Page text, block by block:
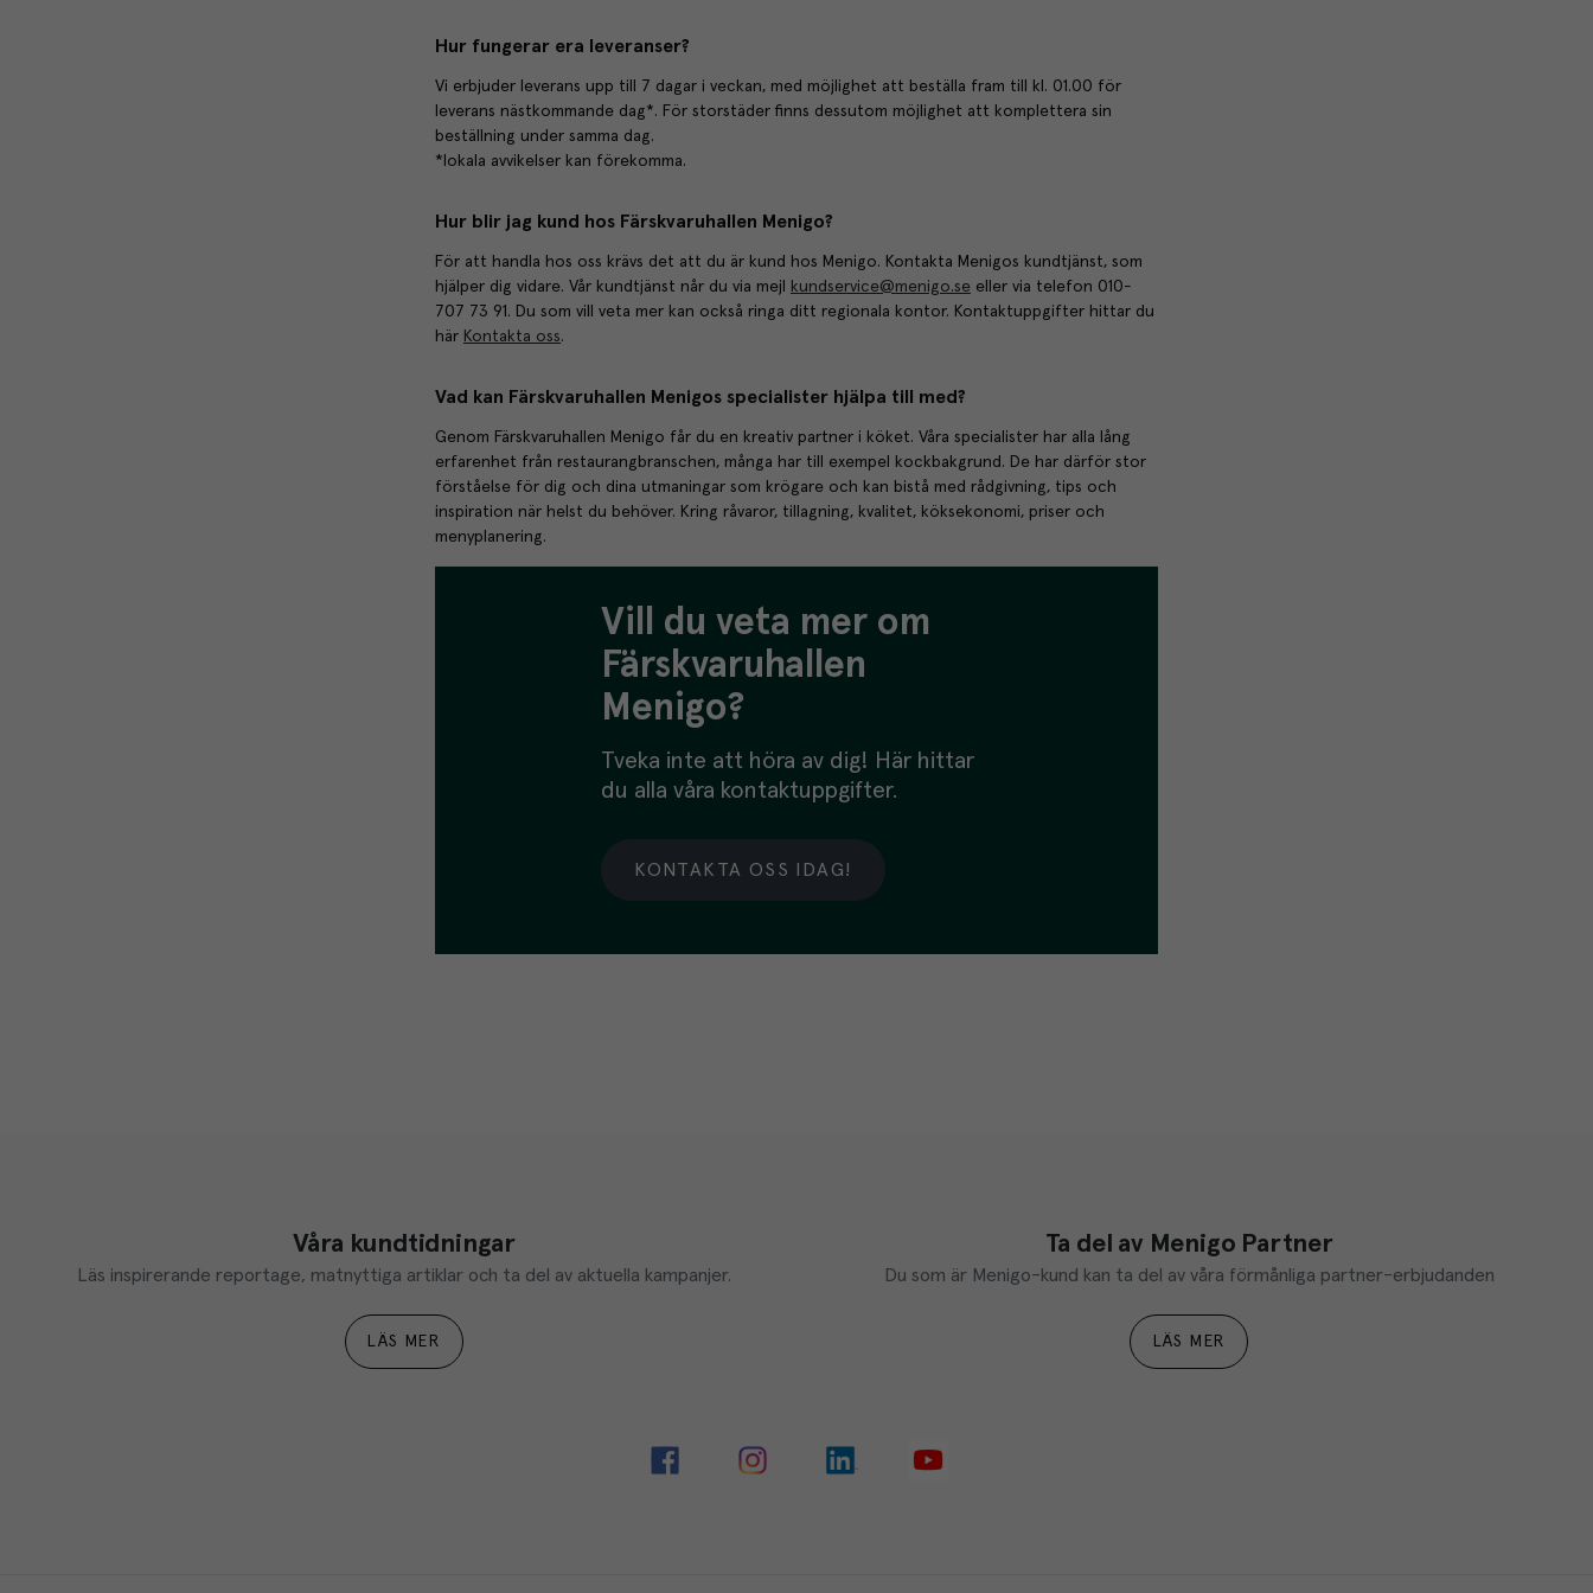
Hur fungerar era leveranser?
Vi erbjuder leverans upp till 7 dagar i veckan, med möjlighet att beställa fram till kl. 01.00 för
leverans nästkommande dag*. För storstäder finns dessutom möjlighet att komplettera sin
beställning under samma dag.
*lokala avvikelser kan förekomma.
Hur blir jag kund hos Färskvaruhallen Menigo?
För att handla hos oss krävs det att du är kund hos Menigo. Kontakta Menigos kundtjänst, som
hjälper dig vidare. Vår kundtjänst når du via mejl
kundservice@menigo.se eller via telefon 010-
707 73 91. Du som vill veta mer kan också ringa ditt regionala kontor. Kontaktuppgifter hittar du
här Kontakta oss.
Vad kan Färskvaruhallen Menigos specialister hjälpa till med?
Genom Färskvaruhallen Menigo får du en kreativ partner i köket. Våra specialister har alla lång
erfarenhet från restaurangbranschen, många har till exempel kockbakgrund. De har därför stor
förståelse för dig och dina utmaningar som krögare och kan bistå med rådgivning, tips och
inspiration när helst du behöver. Kring råvaror, tillagning, kvalitet, köksekonomi, priser och
menyplanering.
Vill du veta mer om
Färskvaruhallen
Menigo?
Tveka inte att höra av dig! Här hittar
du alla våra kontaktuppgifter.
KONTAKTA OSS IDAG!
Våra kundtidningar
Läs inspirerande reportage, matnyttiga artiklar och ta del av aktuella kampanjer.
LÄS MER
Ta del av Menigo Partner
Du som är Menigo-kund kan ta del av våra förmånliga partner-erbjudanden
LÄS MER